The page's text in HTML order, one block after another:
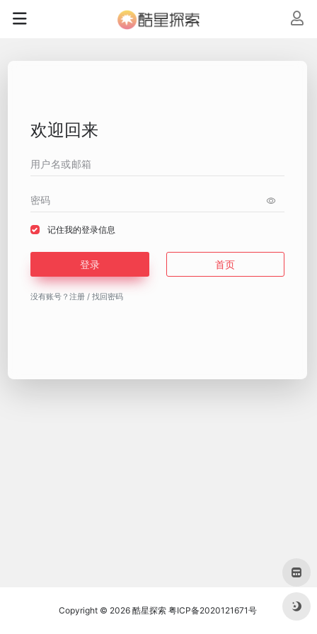
欢迎回来
记住我的登录信息
登录 首页
没有账号？ 注册 / 找回密码
Copyright © 2026 酷星探索 粤ICP备2020121671号